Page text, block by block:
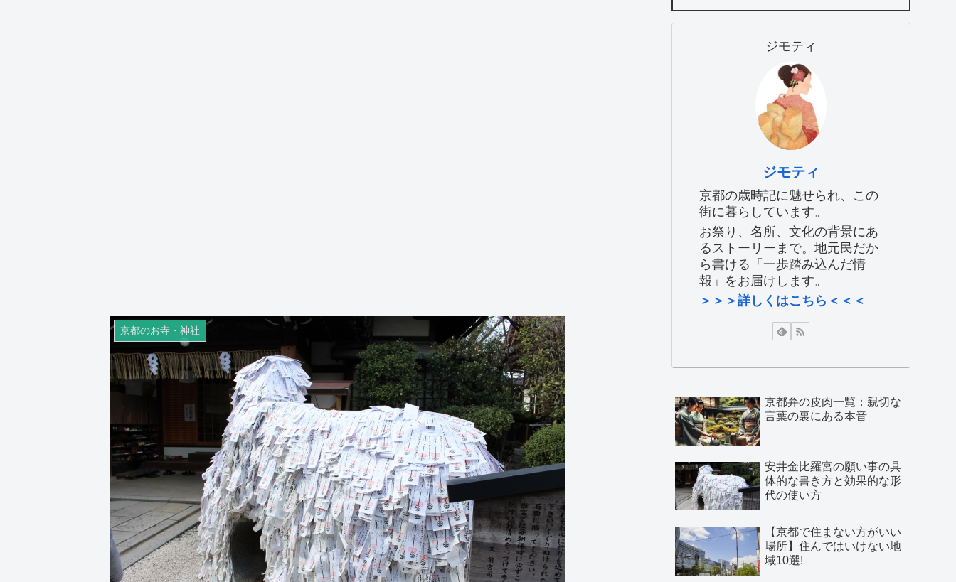
京都のお寺・神社
ジモティ
ジモティ
京都の歳時記に魅せられ、この
街に暮らしています。
お祭り、名所、文化の背景にあ
るストーリーまで。地元民だか
ら書ける「一歩踏み込んだ情
報」をお届けします。
＞＞＞詳しくはこちら＜＜＜
京都弁の皮肉一覧：親切な
言葉の裏にある本音
安井金比羅宮の願い事の具
体的な書き方と効果的な形
代の使い方
【京都で住まない方がいい
場所】住んではいけない地
域10選!